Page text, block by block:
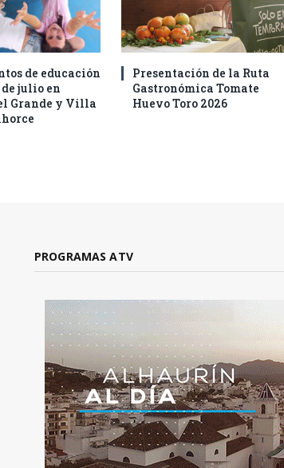
de educación
julio en
Grande y Villa
Presentación de la Ruta
Gastronómica Tomate
Huevo Toro 2026
PROGRAMAS ATV